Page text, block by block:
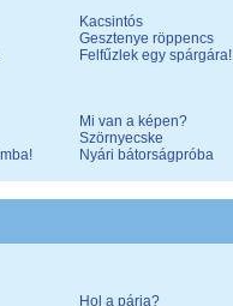
Kacsintós
Gesztenye röppencs
Felfűzlek egy spárgára!
Mi van a képen?
Szörnyecske
Nyári bátorságpróba
Hol a párja?